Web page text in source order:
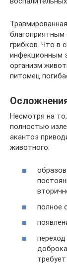
благоприятным
грибков. Что в
инфекционным
организм
питомец
Несмотря на
полностью
акантоз
животного:
полное